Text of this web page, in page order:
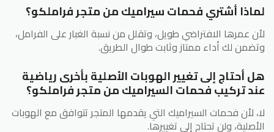
لماذا أشتري فحمات سيراميك من متجر فراملكو؟
لأن عمرها الافتراضي طويل، وتقلل من نسبة الغبار على الفرامل،
وتضمن لك أداء ممتاز وثابت طوال الطريق.
هل أحتاج إلى تغيير الهوبات الأصلية بأخرى رياضية
عند تركيب فحمات السيراميك من متجر فراملكو؟
لا، لأن فحمات السيراميك التي يقدمها المتجر تتوافق مع الهوبات
الأصلية، ولن تحتاج إلى تغييرها.